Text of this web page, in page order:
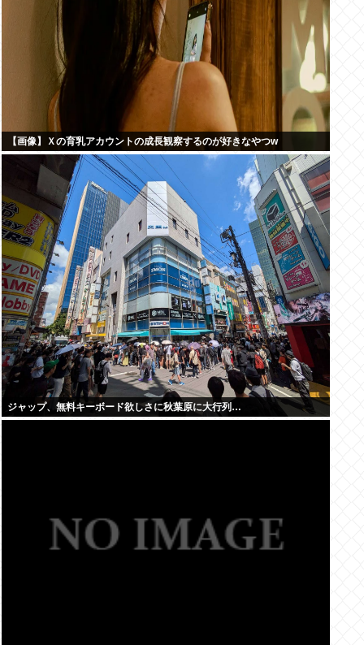
【画像】Ｘの育乳アカウントの成長観察するのが好きなやつw
ジャップ、無料キーボード欲しさに秋葉原に大行列…